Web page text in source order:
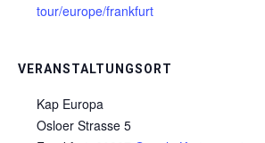
tour/europe/frankfurt
VERANSTALTUNGSORT
Kap Europa
Osloer Strasse 5